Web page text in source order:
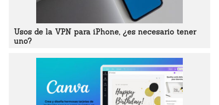
Usos de la VPN para iPhone, ¿es necesario tener
uno?